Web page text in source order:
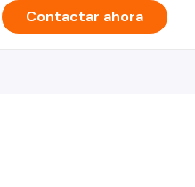
Contactar ahora